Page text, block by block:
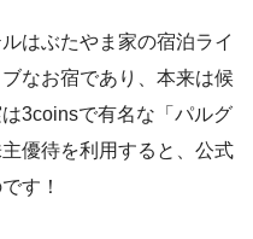
はぶたやま家の宿泊ライ
なお宿であり、本来は候
3coinsで有名な「パルグ
優待を利用すると、公式
す！